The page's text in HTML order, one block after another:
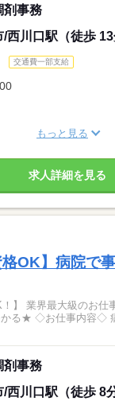
剤事務
西川口駅（徒歩 13
交通費一部支給
もっと見る
求人詳細を見る
格OK】病院で
！】 業界最大級のお仕
ニック、介護
剤事務
西川口駅（徒歩 8分